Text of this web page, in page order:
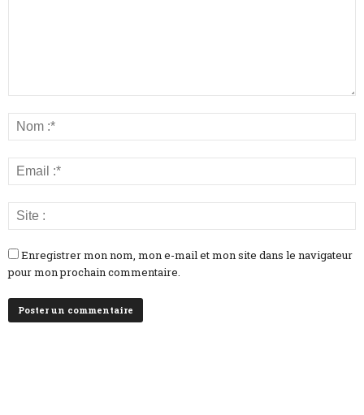
Enregistrer mon nom, mon e-mail et mon site dans le navigateur
pour mon prochain commentaire.